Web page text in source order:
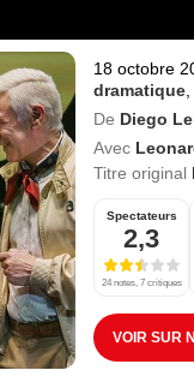
18 octobre
dramatique
De Diego
Avec
Titre original
Spectateurs
2,3
24 notes, 7 critiques
VOIR SUR